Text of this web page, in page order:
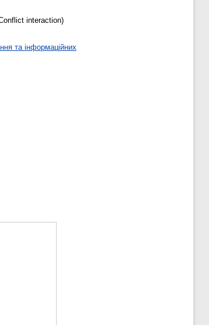
interaction)
та інформаційних